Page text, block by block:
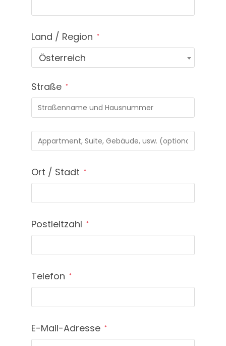
Land / Region *
Österreich
Straße *
Wohnung,
Suite,
usw.(optional)
Ort / Stadt *
Postleitzahl *
Telefon *
E-Mail-Adresse *